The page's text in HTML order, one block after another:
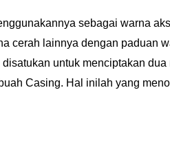
sebagai warna
cerah lainnya dengan paduan
untuk menciptakan
Casing. Hal inilah yang